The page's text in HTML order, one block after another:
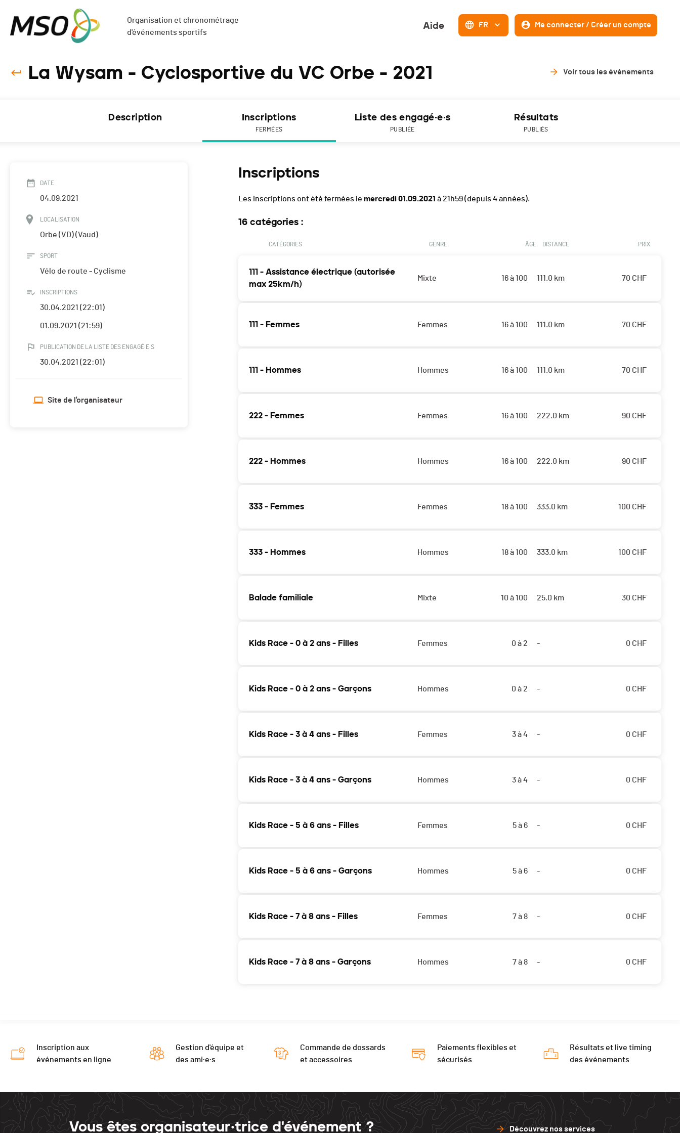
Organisation et chronométrage
d'événements sportifs
Aide FR Me connecter / Créer un compte
La Wysam - Cyclosportive du VC Orbe - 2021 Voir tous les événements
Description Inscriptions
FERMÉES
Liste des engagé·e·s
PUBLIÉE
Résultats
PUBLIÉS
DATE
04.09.2021
LOCALISATION
Orbe (VD) (Vaud)
SPORT
Vélo de route - Cyclisme
INSCRIPTIONS
30.04.2021 (22:01)
01.09.2021 (21:59)
PUBLICATION DE LA LISTE DES ENGAGÉ·E·S
30.04.2021 (22:01)
Site de l'organisateur
Inscriptions
Les inscriptions ont été fermées le mercredi 01.09.2021 à 21h59(depuis 4 années).
16 catégories :
CATÉGORIES GENRE ÂGE DISTANCE PRIX
111 - Assistance électrique (autorisée
max 25km/h)
Mixte 16 à 100 111.0 km 70 CHF
111 - Femmes Femmes 16 à 100 111.0 km 70 CHF
111 - Hommes Hommes 16 à 100 111.0 km 70 CHF
222 - Femmes Femmes 16 à 100 222.0 km 90 CHF
222 - Hommes Hommes 16 à 100 222.0 km 90 CHF
333 - Femmes Femmes 18 à 100 333.0 km 100 CHF
333 - Hommes Hommes 18 à 100 333.0 km 100 CHF
Balade familiale Mixte 10 à 100 25.0 km 30 CHF
Kids Race - 0 à 2 ans - Filles Femmes 0 à 2 - 0 CHF
Kids Race - 0 à 2 ans - Garçons Hommes 0 à 2 - 0 CHF
Kids Race - 3 à 4 ans - Filles Femmes 3 à 4 - 0 CHF
Kids Race - 3 à 4 ans - Garçons Hommes 3 à 4 - 0 CHF
Kids Race - 5 à 6 ans - Filles Femmes 5 à 6 - 0 CHF
Kids Race - 5 à 6 ans - Garçons Hommes 5 à 6 - 0 CHF
Kids Race - 7 à 8 ans - Filles Femmes 7 à 8 - 0 CHF
Kids Race - 7 à 8 ans - Garçons Hommes 7 à 8 - 0 CHF
Inscription aux
événements en ligne
Gestion d'équipe et
des ami·e·s
Commande de dossards
et accessoires
Paiements flexibles et
sécurisés
Résultats et live timing
des événements
Vous êtes organisateur·trice d'événement ? Découvrez nos services